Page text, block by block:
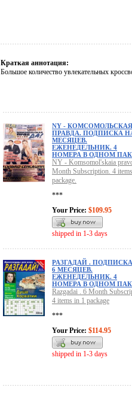
Краткая аннотация:
Большое количество увлекательных
NY - КОМСОМОЛЬСКАЯ
ПРАВДА. ПОДПИСКА
МЕСЯЦЕВ.
ЕЖЕНЕДЕЛЬНИК. 4
НОМЕРА В ОДНОМ
NY - Komsomol'skaia
Month Subscription. 4
package.
***
Your Price: $109.95
shipped in 1-3 days
РАЗГАДАЙ .
6 МЕСЯЦЕВ.
ЕЖЕНЕДЕЛЬНИК. 4
НОМЕРА В ОДНОМ
Razgadai . 6 Month
4 items in 1 package
***
Your Price: $114.95
shipped in 1-3 days